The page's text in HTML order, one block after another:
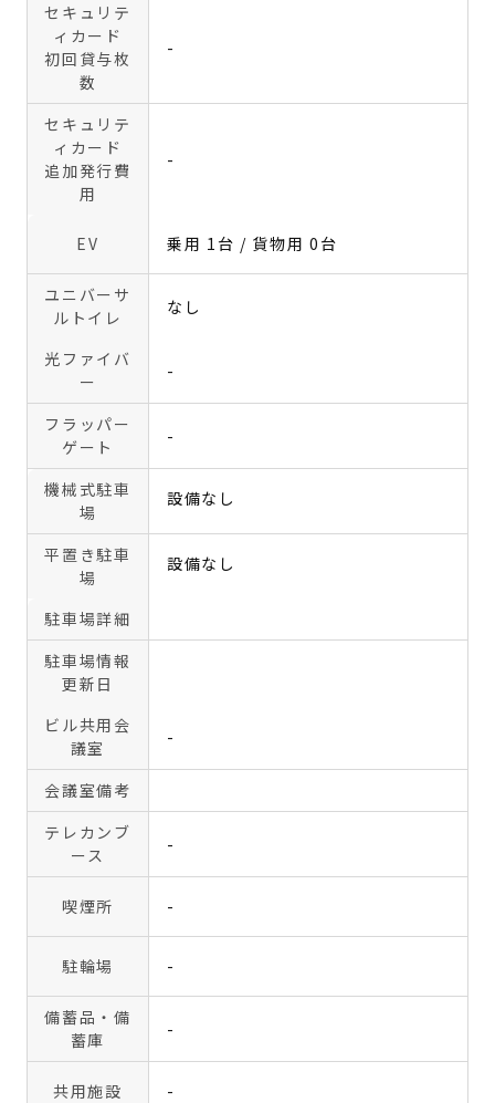
セキュリテ
ィカード
初回貸与枚
数
-
セキュリテ
ィカード
追加発行費
用
-
EV 乗用 1台 / 貨物用 0台
ユニバーサ
ルトイレ
なし
光ファイバ
ー
-
フラッパー
ゲート
-
機械式駐車
場
設備なし
平置き駐車
場
設備なし
駐車場詳細
駐車場情報
更新日
ビル共用会
議室
-
会議室備考
テレカンブ
ース
-
喫煙所 -
駐輪場 -
備蓄品・備
蓄庫
-
共用施設 -